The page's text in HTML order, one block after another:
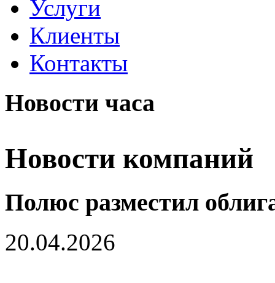
Услуги
Клиенты
Контакты
Новости часа
Новости компаний
Полюс разместил
20.04.2026